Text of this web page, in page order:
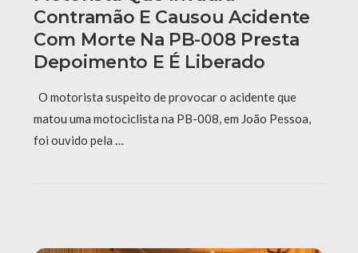
Contramão E Causou Acidente
Com Morte Na PB-008 Presta
Depoimento E É Liberado
O motorista suspeito de provocar o acidente que
matou uma motociclista na PB-008, em João Pessoa,
foi ouvido pela …